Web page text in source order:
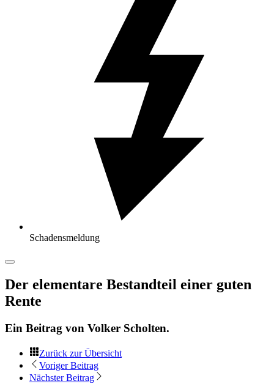
Schadensmeldung
Der elementare Bestandteil einer guten
Rente
Ein Beitrag von Volker Scholten.
Zurück zur Übersicht
Voriger Beitrag
Nächster Beitrag